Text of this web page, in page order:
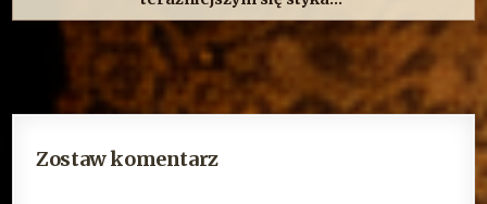
Zostaw komentarz